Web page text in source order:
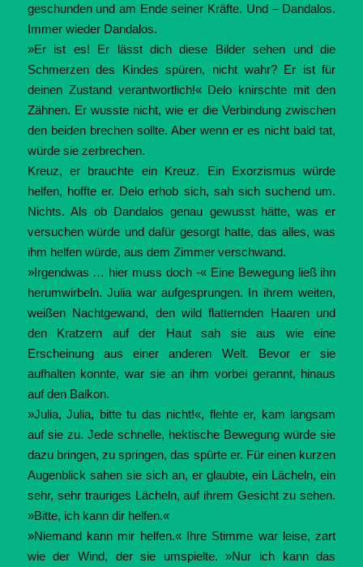
geschunden und am Ende seiner Kräfte. Und – Dandalos.
Immer wieder Dandalos.
»Er ist es! Er lässt dich diese Bilder sehen und die
Schmerzen des Kindes spüren, nicht wahr? Er ist für
deinen Zustand verantwortlich!« Delo knirschte mit den
Zähnen. Er wusste nicht, wie er die Verbindung zwischen
den beiden brechen sollte. Aber wenn er es nicht bald tat,
würde sie zerbrechen.
Kreuz, er brauchte ein Kreuz. Ein Exorzismus würde
helfen, hoffte er. Delo erhob sich, sah sich suchend um.
Nichts. Als ob Dandalos genau gewusst hätte, was er
versuchen würde und dafür gesorgt hatte, das alles, was
ihm helfen würde, aus dem Zimmer verschwand.
»Irgendwas … hier muss doch -« Eine Bewegung ließ ihn
herumwirbeln. Julia war aufgesprungen. In ihrem weiten,
weißen Nachtgewand, den wild flatternden Haaren und
den Kratzern auf der Haut sah sie aus wie eine
Erscheinung aus einer anderen Welt. Bevor er sie
aufhalten konnte, war sie an ihm vorbei gerannt, hinaus
auf den Balkon.
»Julia, Julia, bitte tu das nicht!«, flehte er, kam langsam
auf sie zu. Jede schnelle, hektische Bewegung würde sie
dazu bringen, zu springen, das spürte er. Für einen kurzen
Augenblick sahen sie sich an, er glaubte, ein Lächeln, ein
sehr, sehr trauriges Lächeln, auf ihrem Gesicht zu sehen.
»Bitte, ich kann dir helfen.«
»Niemand kann mir helfen.« Ihre Stimme war leise, zart
wie der Wind, der sie umspielte. »Nur ich kann das